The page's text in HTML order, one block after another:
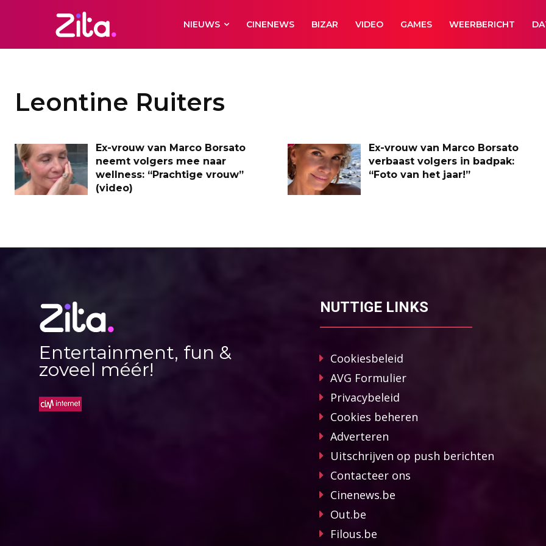
NIEUWS CINENEWS BIZAR VIDEO GAMES WEERBERICHT
Leontine Ruiters
Ex-vrouw van Marco Borsato
neemt volgers mee naar
wellness: “Prachtige vrouw”
(video)
Ex-vrouw van Marco Borsato
verbaast volgers in badpak:
“Foto van het jaar!”
Entertainment, fun &
zoveel méér!
NUTTIGE LINKS
Cookiesbeleid
AVG Formulier
Privacybeleid
Cookies beheren
Adverteren
Uitschrijven op push berichten
Contacteer ons
Cinenews.be
Out.be
Filous.be